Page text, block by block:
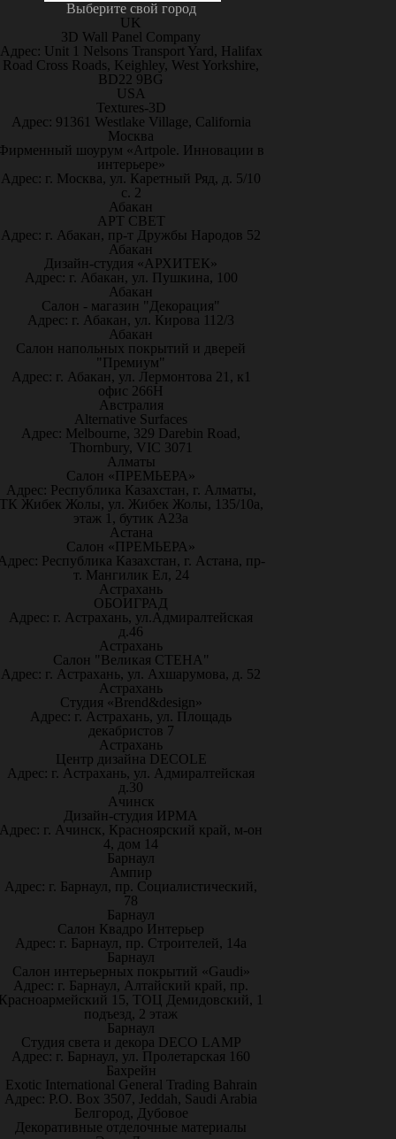
Выберите свой город
UK
3D Wall Panel Company
Адрес: Unit 1 Nelsons Transport Yard, Halifax
Road Cross Roads, Keighley, West Yorkshire,
BD22 9BG
USA
Textures-3D
Адрес: 91361 Westlake Village, California
Москва
шоурум «Artpole. Инновации в
интерьере»
Адрес: г. Москва, ул. Каретный Ряд, д. 5/10
с. 2
Абакан
АРТ СВЕТ
Адрес: г. Абакан, пр-т Дружбы Народов 52
Абакан
Дизайн-студия «АРХИТЕК»
Адрес: г. Абакан, ул. Пушкина, 100
Абакан
Салон - магазин "Декорация"
Адрес: г. Абакан, ул. Кирова 112/3
Абакан
Салон напольных покрытий и дверей
"Премиум"
Адрес: г. Абакан, ул. Лермонтова 21, к1
офис 266Н
Австралия
Alternative Surfaces
Адрес: Melbourne, 329 Darebin Road,
Thornbury, VIC 3071
Алматы
Салон «ПРЕМЬЕРА»
Адрес: Республика Казахстан, г. Алматы,
Жибек Жолы, ул. Жибек Жолы, 135/10а,
этаж 1, бутик А23а
Астана
Салон «ПРЕМЬЕРА»
Республика Казахстан, г. Астана, пр-
т. Мангилик Ел, 24
Астрахань
ОБОИГРАД
Адрес: г. Астрахань, ул.Адмиралтейская
д.46
Астрахань
Салон "Великая СТЕНА"
Адрес: г. Астрахань, ул. Ахшарумова, д. 52
Астрахань
Студия «Brend&design»
Адрес: г. Астрахань, ул. Площадь
декабристов 7
Астрахань
Центр дизайна DECOLE
Адрес: г. Астрахань, ул. Адмиралтейская
д.30
Ачинск
Дизайн-студия ИРМА
Адрес: г. Ачинск, Красноярский край, м-он
4, дом 14
Барнаул
Ампир
Адрес: г. Барнаул, пр. Социалистический,
78
Барнаул
Салон Квадро Интерьер
Адрес: г. Барнаул, пр. Строителей, 14а
Барнаул
Салон интерьерных покрытий «Gaudi»
Адрес: г. Барнаул, Алтайский край, пр.
15, ТОЦ Демидовский, 1
подъезд, 2 этаж
Барнаул
Студия света и декора DECO LAMP
Адрес: г. Барнаул, ул. Пролетарская 160
Бахрейн
Exotic International General Trading Bahrain
Адрес: P.O. Box 3507, Jeddah, Saudi Arabia
Белгород, Дубовое
Декоративные отделочные материалы